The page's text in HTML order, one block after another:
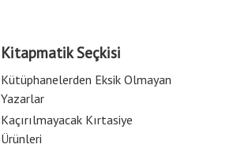
Kitapmatik Seçkisi
Kütüphanelerden Eksik Olmayan
Yazarlar
Kaçırılmayacak Kırtasiye
Ürünleri